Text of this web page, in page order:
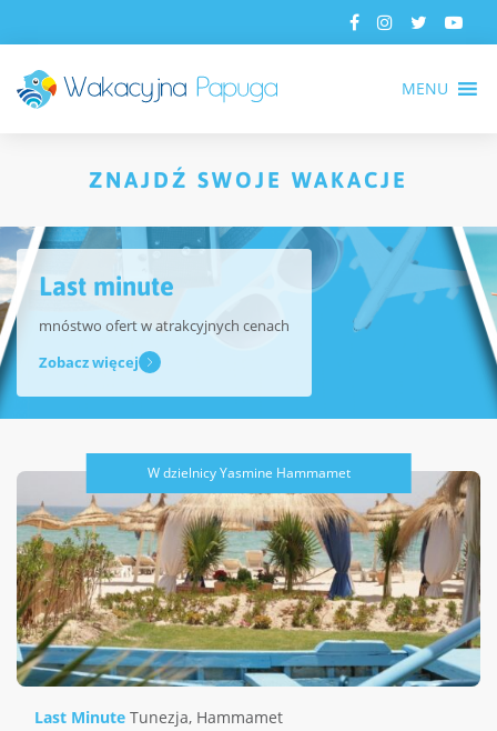
MENU
ZNAJDŹ SWOJE WAKACJE
Last minute
mnóstwo ofert w atrakcyjnych cenach
Zobacz więcej
W dzielnicy Yasmine Hammamet
Last Minute Tunezja, Hammamet